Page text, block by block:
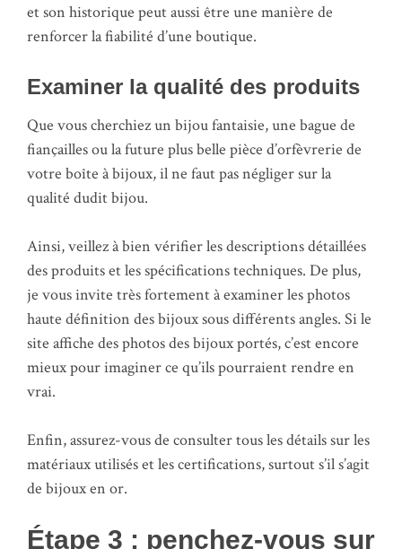
et son historique peut aussi être une manière de
renforcer la fiabilité d’une boutique.
Examiner la qualité des produits
Que vous cherchiez un bijou fantaisie, une bague de
fiançailles ou la future plus belle pièce d’orfèvrerie de
votre boîte à bijoux, il ne faut pas négliger sur la
qualité dudit bijou.
Ainsi, veillez à bien vérifier les descriptions détaillées
des produits et les spécifications techniques. De plus,
je vous invite très fortement à examiner les photos
haute définition des bijoux sous différents angles. Si le
site affiche des photos des bijoux portés, c’est encore
mieux pour imaginer ce qu’ils pourraient rendre en
vrai.
Enfin, assurez-vous de consulter tous les détails sur les
matériaux utilisés et les certifications, surtout s’il s’agit
de bijoux en or.
Étape 3 : penchez-vous sur